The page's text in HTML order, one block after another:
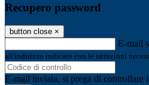
Recupero password
button close ×
E-mail
all'indirizzo indicato con le istruzioni
E-mail inviata, si prega di controllare